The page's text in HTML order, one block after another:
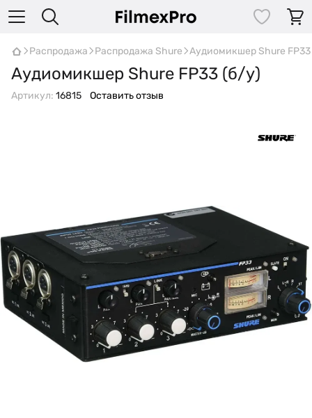
Распродажа Распродажа Shure Аудиомикшер Shure
Аудиомикшер Shure FP33 (б/у)
Артикул: 16815 Оставить отзыв